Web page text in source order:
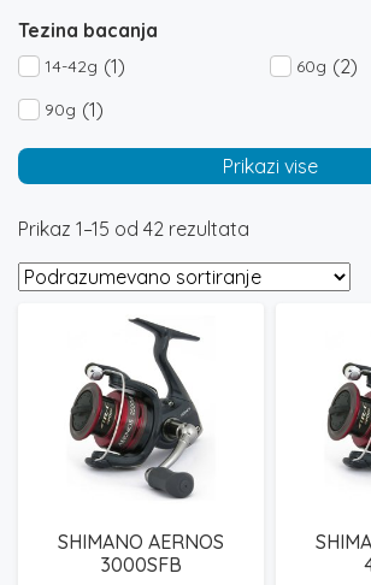
Tezina bacanja
14-42g (1) 60g (2)
90g (1)
Prikazi vise
Prikaz 1–15 od 42 rezultata
SHIMANO AERNOS
3000SFB